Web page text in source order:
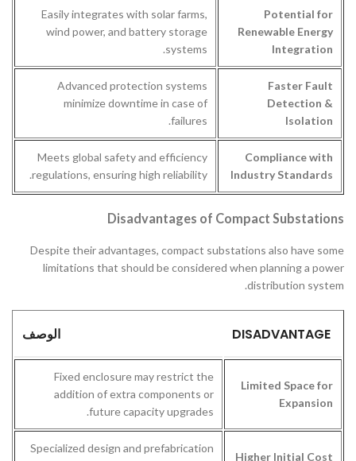
Potential for
Renewable Energy
Integration
Easily integrates with solar farms,
wind power, and battery storage
systems.
Faster Fault
Detection &
Isolation
Advanced protection systems
minimize downtime in case of
failures.
Compliance with
Industry Standards
Meets global safety and efficiency
regulations, ensuring high reliability.
Disadvantages of Compact Substations
Despite their advantages, compact substations also have some
limitations that should be considered when planning a power
distribution system.
DISADVANTAGE الوصف
Limited Space for
Expansion
Fixed enclosure may restrict the
addition of extra components or
future capacity upgrades.
Higher Initial Cost
Specialized design and prefabrication